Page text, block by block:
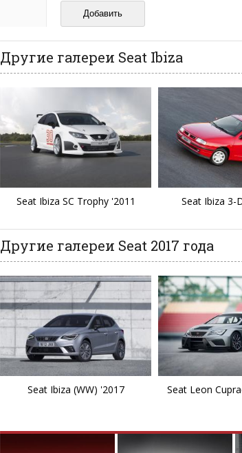
И запаситесь терпением, все
ваш отзыв может появиться на сайте с
Другие галереи Seat Ibiza
Seat Ibiza SC Trophy '2011 Seat Ibiza 3-
Другие галереи Seat 2017 года
Seat Ibiza (WW) '2017 Seat Leon